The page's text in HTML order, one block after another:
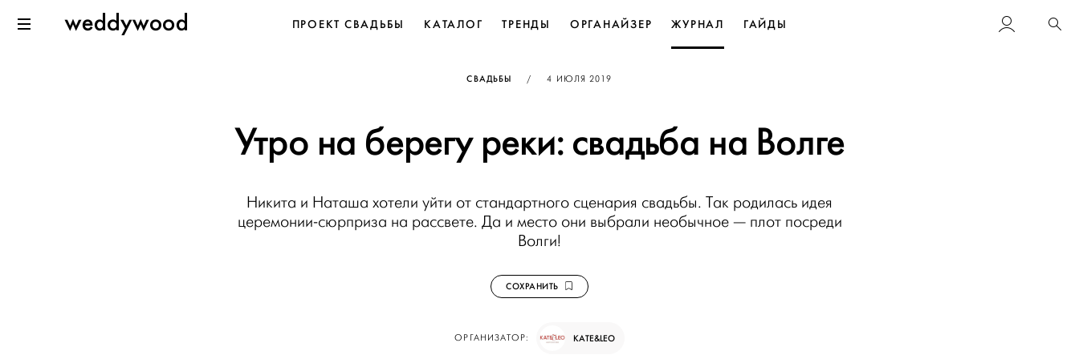
к содержанию
WeddywoodПРОЕКТ СВАДЬБЫ КАТАЛОГ ТРЕНДЫ ОРГАНАЙЗЕР ЖУРНАЛ ГАЙДЫ
СВАДЬБЫ / ОПУБЛИКОВАНО
4 ИЮЛЯ 2019
Утро на берегу реки: свадьба на Волге
Никита и Наташа хотели уйти от стандартного сценария свадьбы. Так родилась идея
церемонии-сюрприза на рассвете. Да и место они выбрали необычное — плот посреди
Волги!
СОХРАНИТЬ
ОРГАНИЗАТОР: KATE&LEO